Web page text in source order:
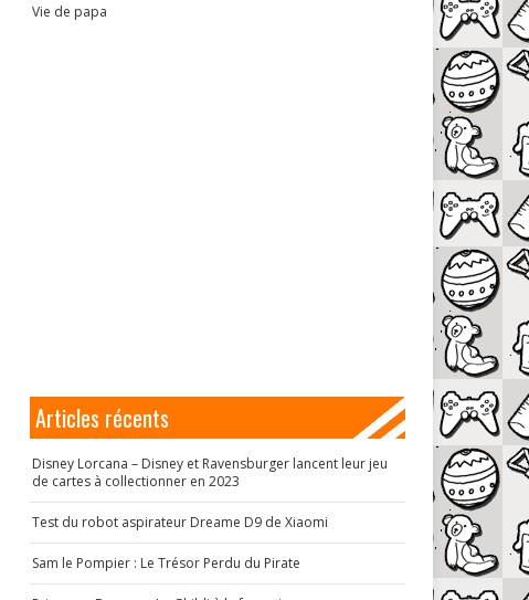
Vie de papa
Articles récents
Disney Lorcana – Disney et Ravensburger lancent leur jeu
de cartes à collectionner en 2023
Test du robot aspirateur Dreame D9 de Xiaomi
Sam le Pompier : Le Trésor Perdu du Pirate